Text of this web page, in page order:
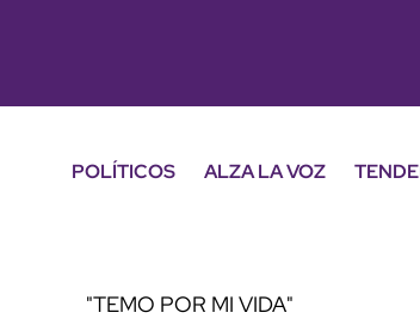
POLÍTICOS ALZA LA VOZ
"TEMO POR MI VIDA"